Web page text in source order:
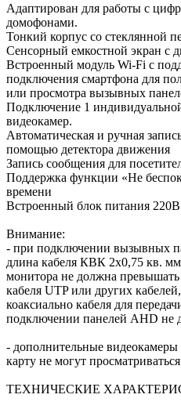
Адаптирован для работы с
домофонами.
Тонкий корпус со стеклянной
Сенсорный емкостной экран с
Встроенный модуль Wi-Fi с
подключения смартфона для
или просмотра вызывных
Подключение 1
видеокамер.
Автоматическая и ручная
помощью детектора движения
Запись сообщения для
Поддержка функции «Не
времени
Встроенный блок питания 220В
Внимание:
- при подключении вызывных
длина кабеля КВК 2х0,75 кв.
монитора не должна
кабеля UTP или других
коаксиально кабеля для
подключении панелей AHD не
- дополнительные видеокамеры
карту не могут
ТЕХНИЧЕСКИЕ